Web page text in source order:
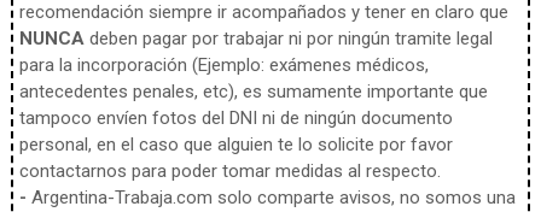
recomendación siempre ir acompañados y tener en claro que
NUNCAdeben pagar por trabajar ni por ningún tramite legal
para la incorporación (Ejemplo: exámenes médicos,
antecedentes penales, etc), es sumamente importante que
tampoco envíen fotos del DNI ni de ningún documento
personal, en el caso que alguien te lo solicite por favor
contactarnos para poder tomar medidas al respecto.
- Argentina-Trabaja.com solo comparte avisos, no somos una